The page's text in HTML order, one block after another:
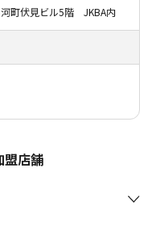
町伏見ビル5階 JKBA内
店舗